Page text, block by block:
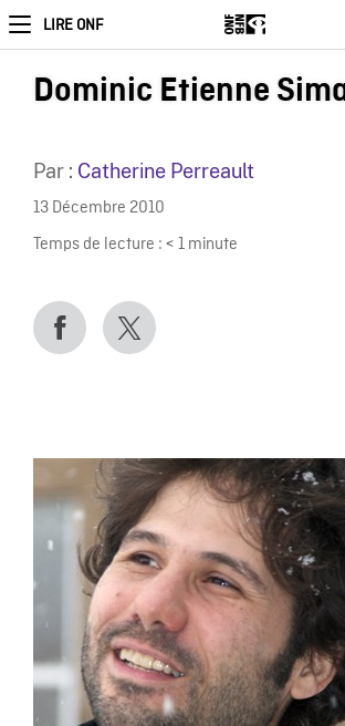
LIRE ONF
Dominic Etienne
Par : Catherine Perreault
13 Décembre 2010
Temps de lecture : < 1 minute